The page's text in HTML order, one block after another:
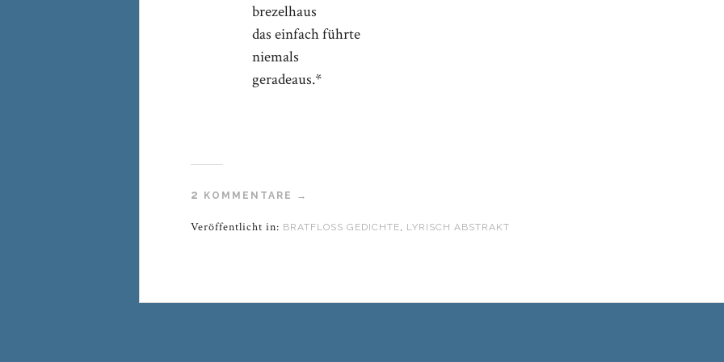
brezelhaus
das einfach führte
niemals
geradeaus.*
2 KOMMENTARE →
Veröffentlicht in: BRATFLOSS GEDICHTE, LYRISCH ABSTRAKT